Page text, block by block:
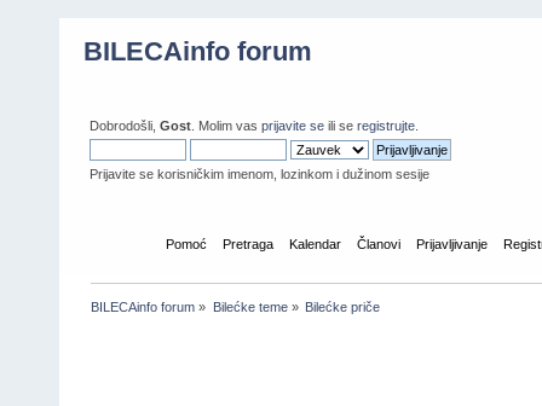
BILECAinfo forum
Dobrodošli, Gost . Molim vas prijavite se ili se registrujte
Prijavite se korisničkim imenom, lozinkom i dužinom sesije
Pomoć Pretraga Kalendar Članovi Prijavljivanje
BILECAinfo forum » Bilećke teme» Bilećke priče